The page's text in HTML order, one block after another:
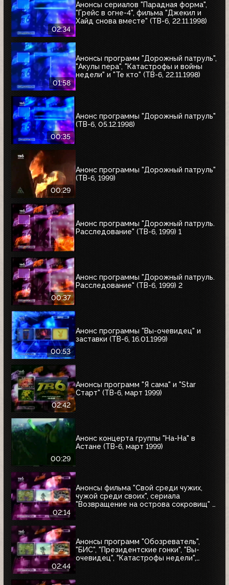
02:34
Анонсы сериалов "Парадная форма",
"Грейс в огне-4", фильма "Джекил и
Хайд снова вместе" (ТВ-6, 22.11.1998)
01:58
Анонсы программ "Дорожный патруль",
"Акулы пера", "Катастрофы и войны
недели" и "Те кто" (ТВ-6, 22.11.1998)
00:35
Анонс программы "Дорожный патруль"
(ТВ-6, 05.12.1998)
00:29
Анонс программы "Дорожный патруль"
(ТВ-6, 1999)
Анонс программы "Дорожный патруль.
Расследование" (ТВ-6, 1999) 1
00:37
Анонс программы "Дорожный патруль.
Расследование" (ТВ-6, 1999) 2
00:53
Анонс программы "Вы-очевидец" и
заставки (ТВ-6, 16.01.1999)
02:42
Анонсы программ "Я сама" и "Star
Старт" (ТВ-6, март 1999)
00:29
Анонс концерта группы "На-На" в
Астане (ТВ-6, март 1999)
02:14
Анонсы фильма "Свой среди чужих,
чужой среди своих", сериала
"Возвращение на острова сокровищ" и
02:44
Анонсы программ "Обозреватель",
"БИС", "Президентские гонки", "Вы-
очевидец", "Катастрофы недели",